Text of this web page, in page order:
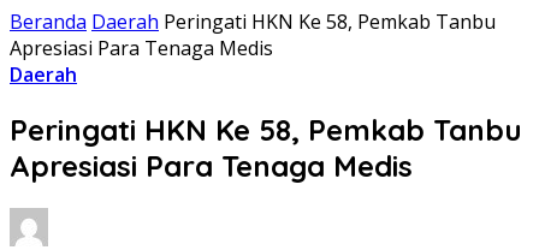
Beranda Daerah Peringati HKN Ke 58, Pemkab Tanbu
Apresiasi Para Tenaga Medis
Daerah
Peringati HKN Ke 58, Pemkab Tanbu
Apresiasi Para Tenaga Medis